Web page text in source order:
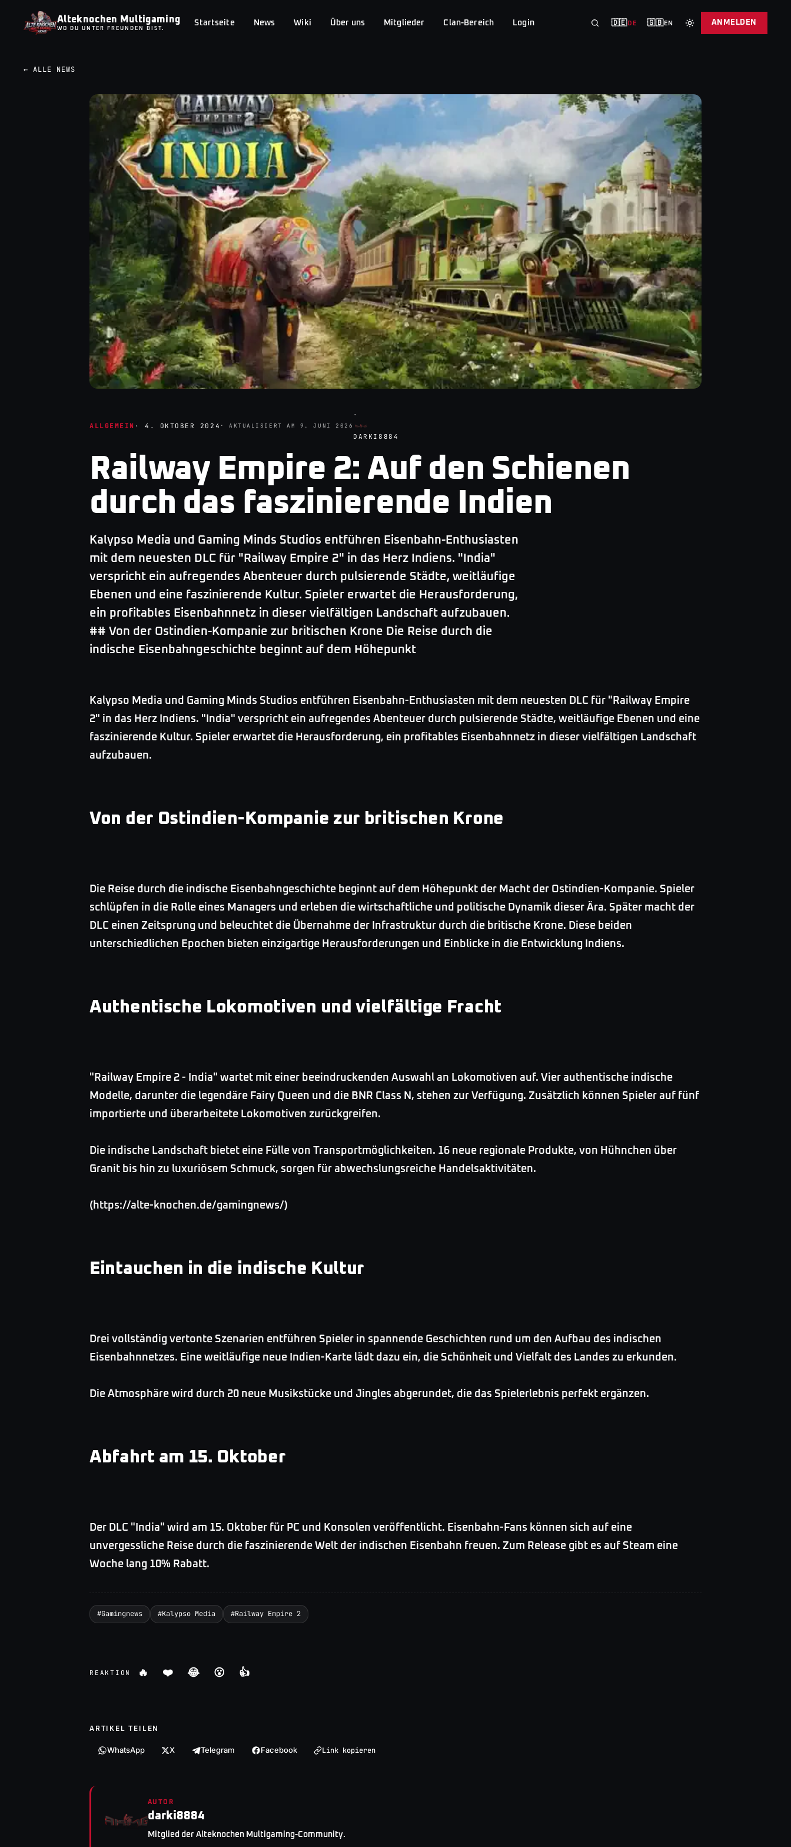
Alteknochen Multigaming
WO DU UNTER FREUNDEN BIST.
Startseite News Wiki Über uns Mitglieder Clan-Bereich Login 🇩🇪DE 🇬🇧EN ANMELDEN
← ALLE NEWS
ALLGEMEIN · 4. OKTOBER 2024 · AKTUALISIERT AM 9. JUNI 2026
·
DARKI8884
Railway Empire 2: Auf den Schienen
durch das faszinierende Indien
Kalypso Media und Gaming Minds Studios entführen Eisenbahn-Enthusiasten
mit dem neuesten DLC für "Railway Empire 2" in das Herz Indiens. "India"
verspricht ein aufregendes Abenteuer durch pulsierende Städte, weitläufige
Ebenen und eine faszinierende Kultur. Spieler erwartet die Herausforderung,
ein profitables Eisenbahnnetz in dieser vielfältigen Landschaft aufzubauen.
## Von der Ostindien-Kompanie zur britischen Krone Die Reise durch die
indische Eisenbahngeschichte beginnt auf dem Höhepunkt
Kalypso Media und Gaming Minds Studios entführen Eisenbahn-Enthusiasten mit dem neuesten DLC für "Railway Empire
2" in das Herz Indiens. "India" verspricht ein aufregendes Abenteuer durch pulsierende Städte, weitläufige Ebenen und eine
faszinierende Kultur. Spieler erwartet die Herausforderung, ein profitables Eisenbahnnetz in dieser vielfältigen Landschaft
aufzubauen.
Von der Ostindien-Kompanie zur britischen Krone
Die Reise durch die indische Eisenbahngeschichte beginnt auf dem Höhepunkt der Macht der Ostindien-Kompanie. Spieler
schlüpfen in die Rolle eines Managers und erleben die wirtschaftliche und politische Dynamik dieser Ära. Später macht der
DLC einen Zeitsprung und beleuchtet die Übernahme der Infrastruktur durch die britische Krone. Diese beiden
unterschiedlichen Epochen bieten einzigartige Herausforderungen und Einblicke in die Entwicklung Indiens.
Authentische Lokomotiven und vielfältige Fracht
"Railway Empire 2 - India" wartet mit einer beeindruckenden Auswahl an Lokomotiven auf. Vier authentische indische
Modelle, darunter die legendäre Fairy Queen und die BNR Class N, stehen zur Verfügung. Zusätzlich können Spieler auf fünf
importierte und überarbeitete Lokomotiven zurückgreifen.
Die indische Landschaft bietet eine Fülle von Transportmöglichkeiten. 16 neue regionale Produkte, von Hühnchen über
Granit bis hin zu luxuriösem Schmuck, sorgen für abwechslungsreiche Handelsaktivitäten.
(https://alte-knochen.de/gamingnews/)
Eintauchen in die indische Kultur
Drei vollständig vertonte Szenarien entführen Spieler in spannende Geschichten rund um den Aufbau des indischen
Eisenbahnnetzes. Eine weitläufige neue Indien-Karte lädt dazu ein, die Schönheit und Vielfalt des Landes zu erkunden.
Die Atmosphäre wird durch 20 neue Musikstücke und Jingles abgerundet, die das Spielerlebnis perfekt ergänzen.
Abfahrt am 15. Oktober
Der DLC "India" wird am 15. Oktober für PC und Konsolen veröffentlicht. Eisenbahn-Fans können sich auf eine
unvergessliche Reise durch die faszinierende Welt der indischen Eisenbahn freuen. Zum Release gibt es auf Steam eine
Woche lang 10% Rabatt.
#Gamingnews #Kalypso Media #Railway Empire 2
REAKTION 🔥 ❤️ 😂 😮 👍
ARTIKEL TEILEN
WhatsApp X Telegram Facebook Link kopieren
AUTOR
darki8884
Mitglied der Alteknochen Multigaming-Community.